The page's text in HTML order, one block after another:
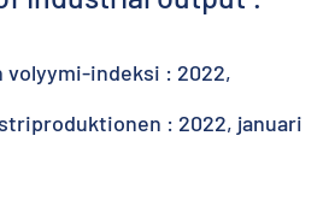
indeksi : 2022,
: 2022, januari